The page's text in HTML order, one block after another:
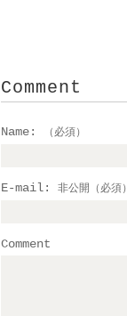
Comment
Name: （必須）
E-mail: 非公開（必須）
Comment